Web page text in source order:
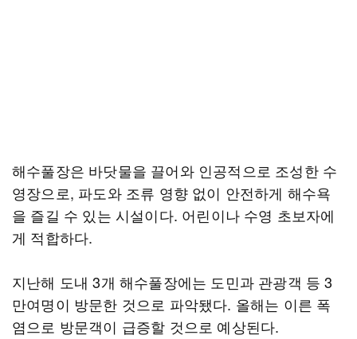
해수풀장은 바닷물을 끌어와 인공적으로 조성한 수
영장으로, 파도와 조류 영향 없이 안전하게 해수욕
을 즐길 수 있는 시설이다. 어린이나 수영 초보자에
게 적합하다.
지난해 도내 3개 해수풀장에는 도민과 관광객 등 3
만여명이 방문한 것으로 파악됐다. 올해는 이른 폭
염으로 방문객이 급증할 것으로 예상된다.